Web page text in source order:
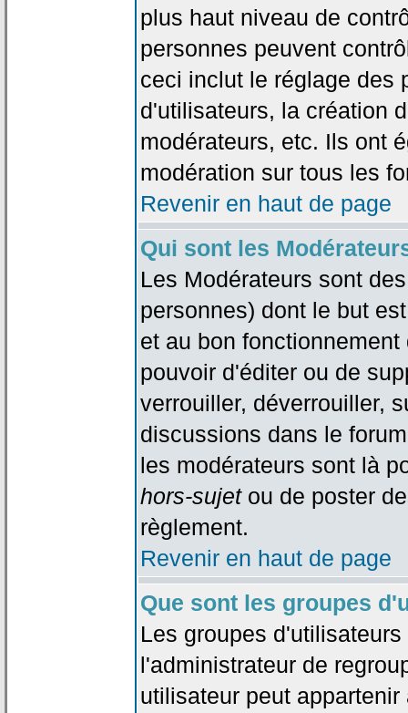
plus haut niveau de
personnes peuvent
ceci inclut le réglage des
d'utilisateurs, la création
modérateurs, etc. Ils ont
modération sur tous les
Revenir en haut de page
Qui sont les
Les Modérateurs sont
personnes) dont le but
et au bon
pouvoir d'éditer ou de
verrouiller, déverrouiller,
discussions dans le
les modérateurs sont là
hors-sujetou de poster
règlement.
Revenir en haut de page
Que sont les groupes
Les groupes
l'administrateur de
utilisateur peut